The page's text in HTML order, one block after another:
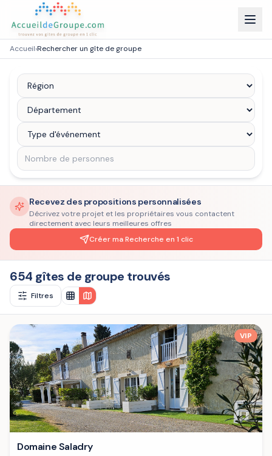
Accueil›Rechercher un gîte de groupe
Recevez des propositions personnalisées
Décrivez votre projet et les propriétaires vous contactent
directement avec leurs meilleures offres
Créer ma Recherche en 1 clic
654 gîtes de groupe trouvés
Filtres
VIP
Domaine Saladry